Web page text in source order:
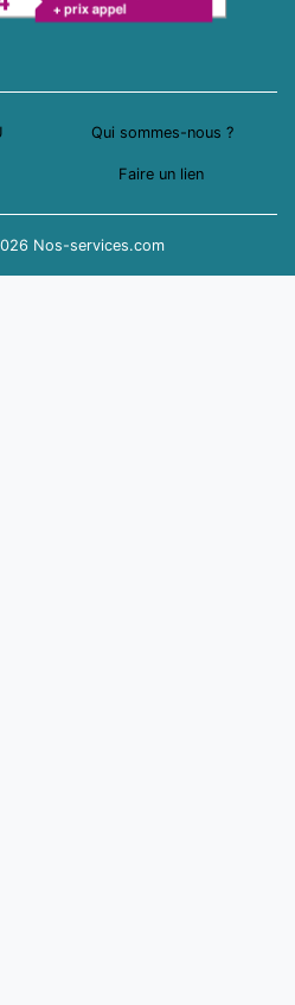
Qui sommes-nous ?
Faire un lien
Nos-services.com